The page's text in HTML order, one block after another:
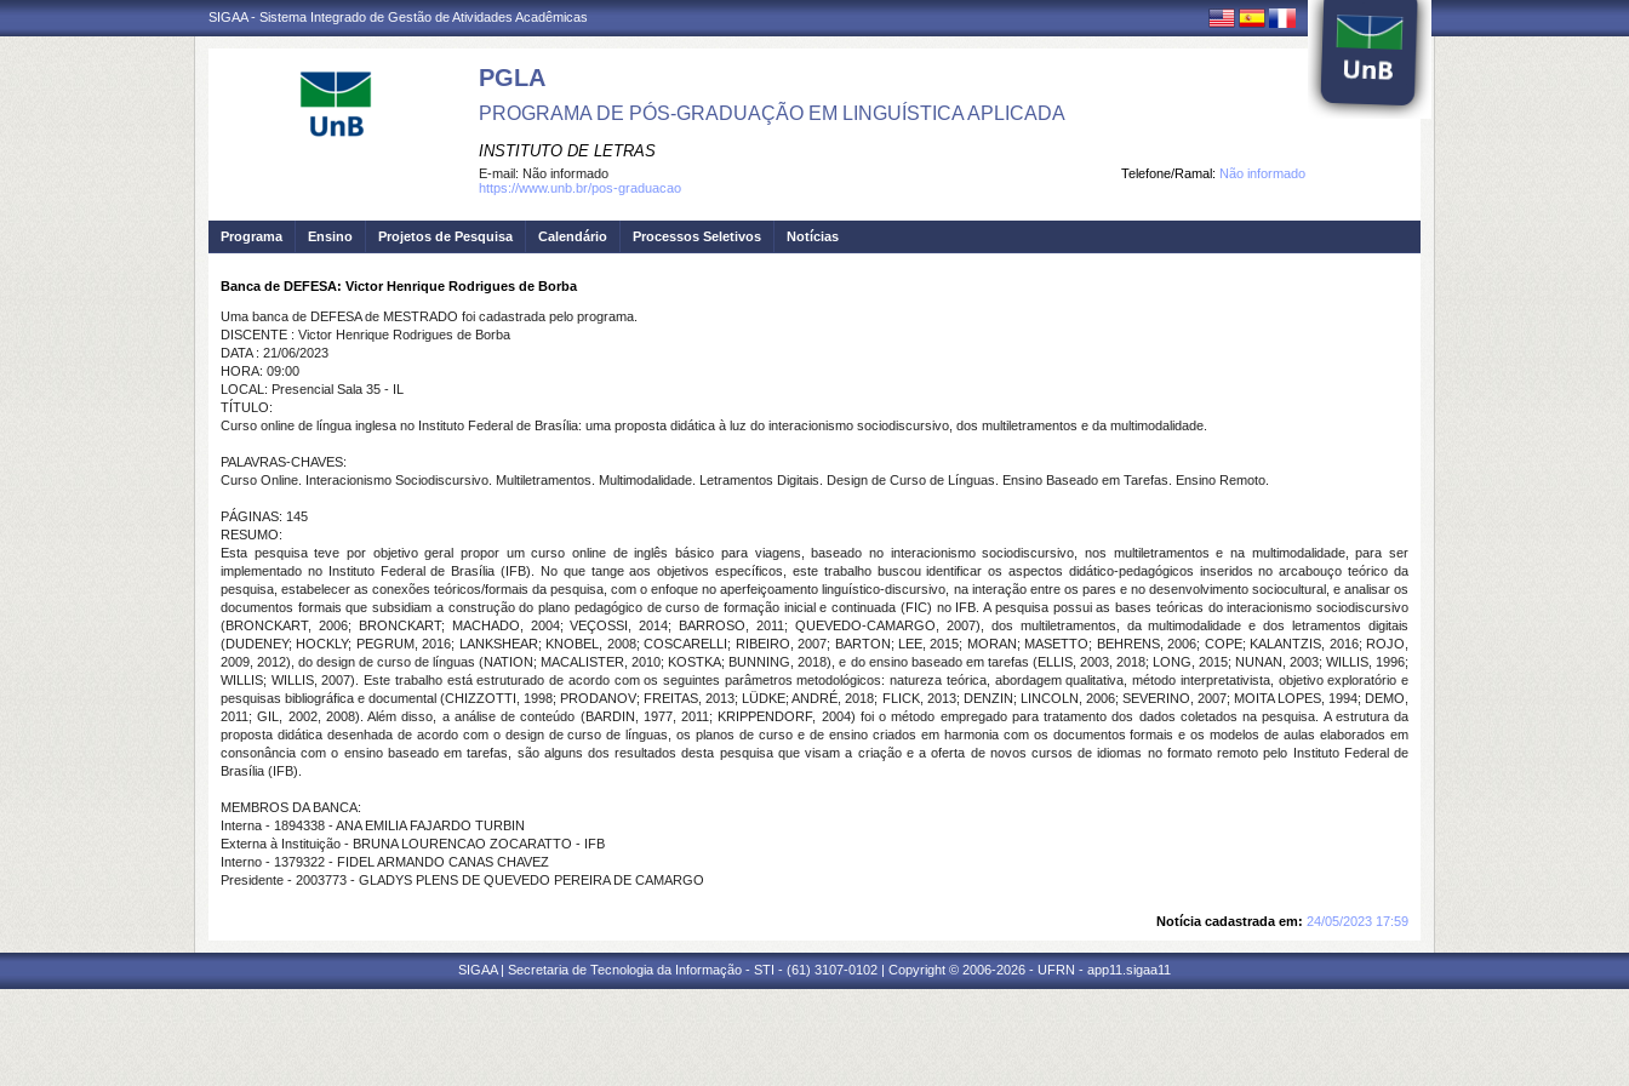
SIGAA - Sistema Integrado de Gestão de Atividades Acadêmicas
PGLA
PROGRAMA DE PÓS-GRADUAÇÃO EM LINGUÍSTICA APLICADA
INSTITUTO DE LETRAS
Telefone/Ramal: Não informado
E-mail: Não informado
https://www.unb.br/pos-graduacao
Programa Ensino Projetos de Pesquisa Calendário Processos Seletivos Notícias
Banca de DEFESA: Victor Henrique Rodrigues de Borba
Uma banca de DEFESA de MESTRADO foi cadastrada pelo programa.
DISCENTE : Victor Henrique Rodrigues de Borba
DATA : 21/06/2023
HORA: 09:00
LOCAL: Presencial Sala 35 - IL
TÍTULO:
Curso online de língua inglesa no Instituto Federal de Brasília: uma proposta didática à luz do interacionismo sociodiscursivo, dos multiletramentos e da multimodalidade.
PALAVRAS-CHAVES:
Curso Online. Interacionismo Sociodiscursivo. Multiletramentos. Multimodalidade. Letramentos Digitais. Design de Curso de Línguas. Ensino Baseado em Tarefas. Ensino Remoto.
PÁGINAS: 145
RESUMO:
Esta pesquisa teve por objetivo geral propor um curso online de inglês básico para viagens, baseado no interacionismo sociodiscursivo, nos multiletramentos e na multimodalidade, para ser
implementado no Instituto Federal de Brasília (IFB). No que tange aos objetivos específicos, este trabalho buscou identificar os aspectos didático-pedagógicos inseridos no arcabouço teórico da
pesquisa, estabelecer as conexões teóricos/formais da pesquisa, com o enfoque no aperfeiçoamento linguístico-discursivo, na interação entre os pares e no desenvolvimento sociocultural, e analisar os
documentos formais que subsidiam a construção do plano pedagógico de curso de formação inicial e continuada (FIC) no IFB. A pesquisa possui as bases teóricas do interacionismo sociodiscursivo
(BRONCKART, 2006; BRONCKART; MACHADO, 2004; VEÇOSSI, 2014; BARROSO, 2011; QUEVEDO-CAMARGO, 2007), dos multiletramentos, da multimodalidade e dos letramentos digitais
(DUDENEY; HOCKLY; PEGRUM, 2016; LANKSHEAR; KNOBEL, 2008; COSCARELLI; RIBEIRO, 2007; BARTON; LEE, 2015; MORAN; MASETTO; BEHRENS, 2006; COPE; KALANTZIS, 2016; ROJO,
2009, 2012), do design de curso de línguas (NATION; MACALISTER, 2010; KOSTKA; BUNNING, 2018), e do ensino baseado em tarefas (ELLIS, 2003, 2018; LONG, 2015; NUNAN, 2003; WILLIS, 1996;
WILLIS; WILLIS, 2007). Este trabalho está estruturado de acordo com os seguintes parâmetros metodológicos: natureza teórica, abordagem qualitativa, método interpretativista, objetivo exploratório e
pesquisas bibliográfica e documental (CHIZZOTTI, 1998; PRODANOV; FREITAS, 2013; LÜDKE; ANDRÉ, 2018; FLICK, 2013; DENZIN; LINCOLN, 2006; SEVERINO, 2007; MOITA LOPES, 1994; DEMO,
2011; GIL, 2002, 2008). Além disso, a análise de conteúdo (BARDIN, 1977, 2011; KRIPPENDORF, 2004) foi o método empregado para tratamento dos dados coletados na pesquisa. A estrutura da
proposta didática desenhada de acordo com o design de curso de línguas, os planos de curso e de ensino criados em harmonia com os documentos formais e os modelos de aulas elaborados em
consonância com o ensino baseado em tarefas, são alguns dos resultados desta pesquisa que visam a criação e a oferta de novos cursos de idiomas no formato remoto pelo Instituto Federal de
Brasília (IFB).
MEMBROS DA BANCA:
Interna - 1894338 - ANA EMILIA FAJARDO TURBIN
Externa à Instituição - BRUNA LOURENCAO ZOCARATTO - IFB
Interno - 1379322 - FIDEL ARMANDO CANAS CHAVEZ
Presidente - 2003773 - GLADYS PLENS DE QUEVEDO PEREIRA DE CAMARGO
Notícia cadastrada em: 24/05/2023 17:59
SIGAA | Secretaria de Tecnologia da Informação - STI - (61) 3107-0102 | Copyright © 2006-2026 - UFRN - app11.sigaa11